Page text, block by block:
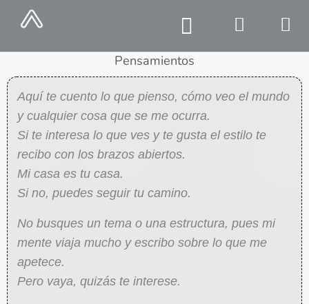
contenido
Pensamientos
Aquí te cuento lo que pienso, cómo veo el mundo
y cualquier cosa que se me ocurra.
Si te interesa lo que ves y te gusta el estilo te
recibo con los brazos abiertos.
Mi casa es tu casa.
Si no, puedes seguir tu camino.
No busques un tema o una estructura, pues mi
mente viaja mucho y escribo sobre lo que me
apetece.
Pero vaya, quizás te interese.